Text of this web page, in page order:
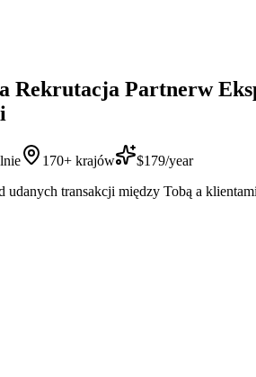
Rekrutacja Partnerw
170+ krajów
$179/year
udanych transakcji między Tobą a